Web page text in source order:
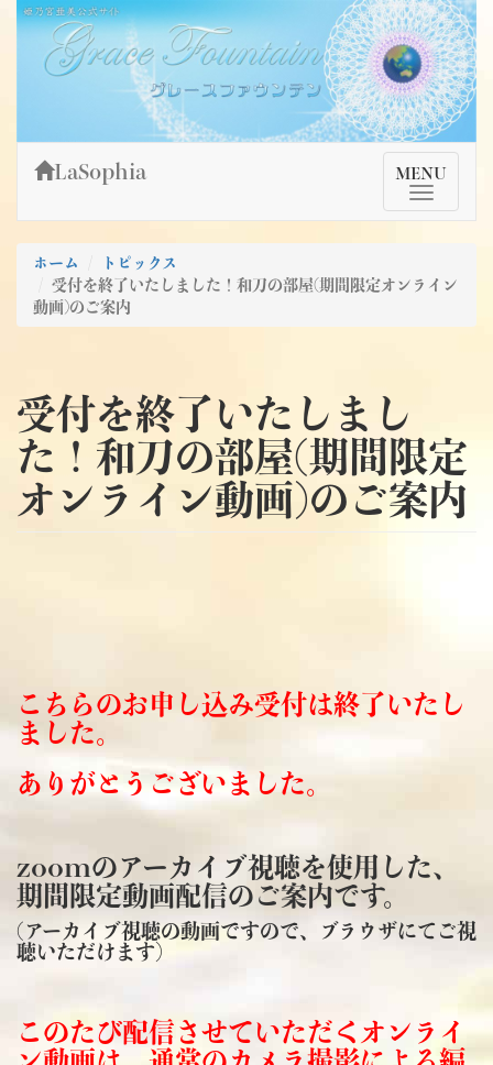
Skip
content
姫乃宮亜美公式サイト～Grace Fountain～
グレースファウンテン
TMenu
MENU
LaSophia
ホーム
トピックス
受付を終了いたしました！和刀の部屋(期間限定オンライン
動画)のご案内
受付を終了いたしまし
た！和刀の部屋(期間限定
オンライン動画)のご案内
こちらのお申し込み受付は終了いたし
ました。
ありがとうございました。
zoomのアーカイブ視聴を使用した、
期間限定動画配信のご案内です。
(アーカイブ視聴の動画ですので、ブラウザにてご視
聴いただけます）
このたび配信させていただくオンライ